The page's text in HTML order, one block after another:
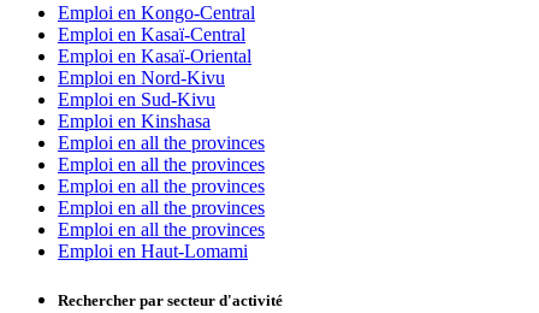
Emploi en Kongo-Central
Emploi en Kasaï-Central
Emploi en Kasaï-Oriental
Emploi en Nord-Kivu
Emploi en Sud-Kivu
Emploi en Kinshasa
Emploi en all the provinces
Emploi en all the provinces
Emploi en all the provinces
Emploi en all the provinces
Emploi en all the provinces
Emploi en Haut-Lomami
Rechercher par secteur d'activité